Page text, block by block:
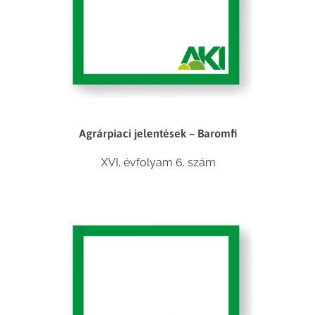
Agrárpiaci jelentések – Baromfi
XVI. évfolyam 6. szám